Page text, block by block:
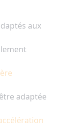
aux
adaptée